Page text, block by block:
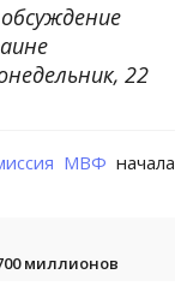
22
МВФ начала
миллионов